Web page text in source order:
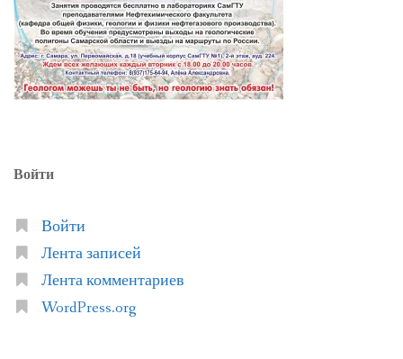
Войти
Войти
Лента записей
Лента комментариев
WordPress.org